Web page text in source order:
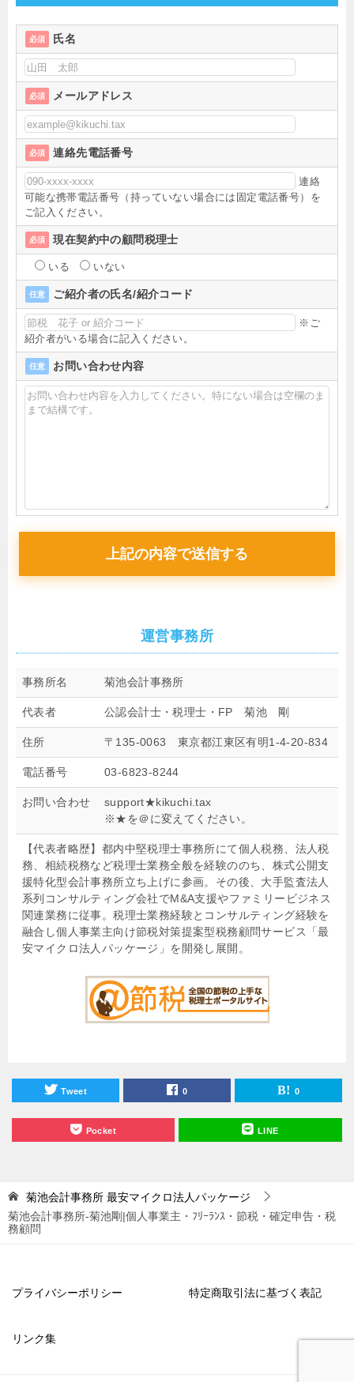
必須 氏名
必須 メールアドレス
必須 連絡先電話番号
連絡
可能な携帯電話番号（持っていない場合には固定電話番号）を
ご記入ください。
必須 現在契約中の顧問税理士
いる いない
任意 ご紹介者の氏名/紹介コード
※ご
紹介者がいる場合に記入ください。
任意 お問い合わせ内容
運営事務所
事務所名 菊池会計事務所
代表者 公認会計士・税理士・FP 菊池 剛
住所 〒135-0063 東京都江東区有明1-4-20-834
電話番号 03-6823-8244
お問い合わせ
support★kikuchi.tax
※★を＠に変えてください。
【代表者略歴】都内中堅税理士事務所にて個人税務、法人税
務、相続税務など税理士業務全般を経験ののち、株式公開支
援特化型会計事務所立ち上げに参画。その後、大手監査法人
系列コンサルティング会社でM&A支援やファミリービジネス
関連業務に従事。税理士業務経験とコンサルティング経験を
融合し個人事業主向け節税対策提案型税務顧問サービス「最
安マイクロ法人パッケージ」を開発し展開。
Tweet 0 0
Pocket LINE
菊池会計事務所 最安マイクロ法人パッケージ
菊池会計事務所-菊池剛|個人事業主・ﾌﾘｰﾗﾝｽ・節税・確定申告・税
務顧問
プライバシーポリシー 特定商取引法に基づく表記
リンク集